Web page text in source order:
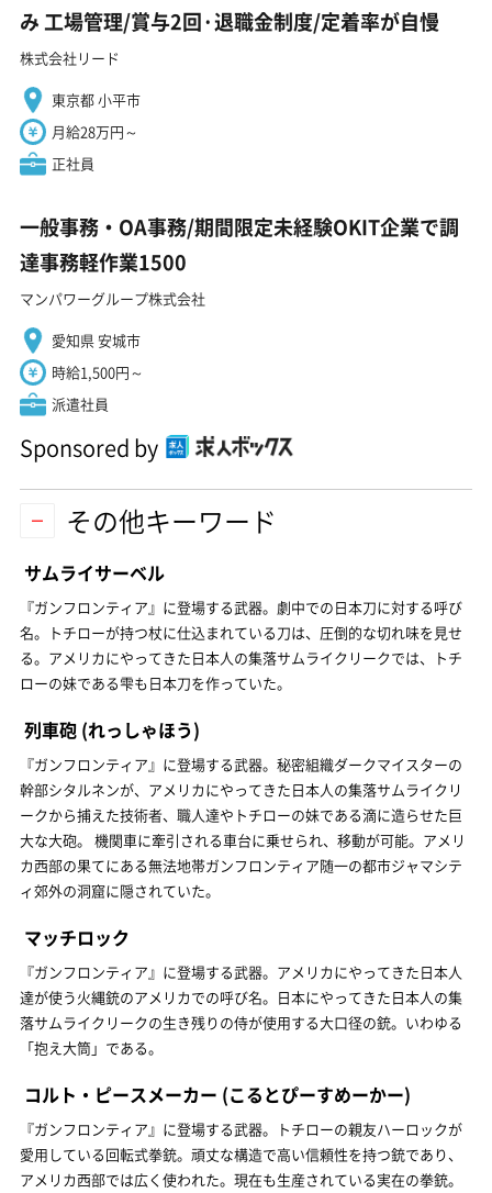
み 工場管理/賞与2回·退職金制度/定着率が自慢
株式会社リード
東京都 小平市
月給28万円～
正社員
一般事務・OA事務/期間限定未経験OKIT企業で調
達事務軽作業1500
マンパワーグループ株式会社
愛知県 安城市
時給1,500円～
派遣社員
Sponsored by
その他キーワード
サムライサーベル
『ガンフロンティア』に登場する武器。劇中での日本刀に対する呼び
名。トチローが持つ杖に仕込まれている刀は、圧倒的な切れ味を見せ
る。アメリカにやってきた日本人の集落サムライクリークでは、トチ
ローの妹である雫も日本刀を作っていた。
列車砲 (れっしゃほう)
『ガンフロンティア』に登場する武器。秘密組織ダークマイスターの
幹部シタルネンが、アメリカにやってきた日本人の集落サムライクリ
ークから捕えた技術者、職人達やトチローの妹である滴に造らせた巨
大な大砲。 機関車に牽引される車台に乗せられ、移動が可能。アメリ
カ西部の果てにある無法地帯ガンフロンティア随一の都市ジャマシテ
ィ郊外の洞窟に隠されていた。
マッチロック
『ガンフロンティア』に登場する武器。アメリカにやってきた日本人
達が使う火縄銃のアメリカでの呼び名。日本にやってきた日本人の集
落サムライクリークの生き残りの侍が使用する大口径の銃。いわゆる
「抱え大筒」である。
コルト・ピースメーカー (こるとぴーすめーかー)
『ガンフロンティア』に登場する武器。トチローの親友ハーロックが
愛用している回転式拳銃。頑丈な構造で高い信頼性を持つ銃であり、
アメリカ西部では広く使われた。現在も生産されている実在の拳銃。